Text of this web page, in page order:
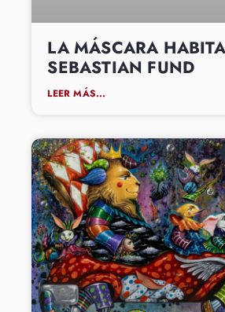
LA MÁSCARA
SEBASTIAN FUND
LEER MÁS...